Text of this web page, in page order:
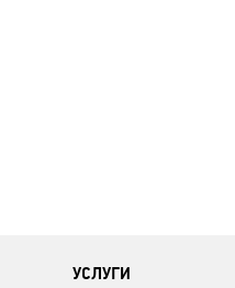
УСЛУГИ